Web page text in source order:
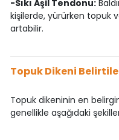
-Sıkı Aşil Tendonu:
kişilerde, yürürken topuk
artabilir.
Topuk Dikeni
Topuk dikeninin en
genellikle aşağıdaki